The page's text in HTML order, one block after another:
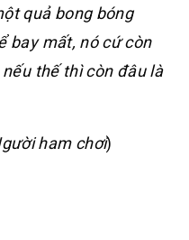
quả bong bóng
bay mất, nó cứ còn
thế thì còn đâu là
ham chơi)